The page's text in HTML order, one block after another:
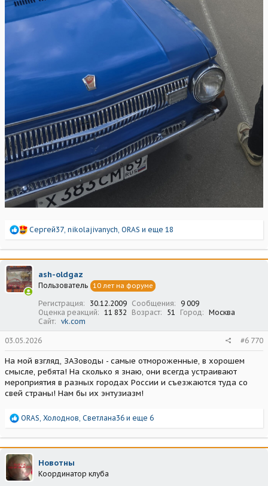
Р
а
к
ц
и
и
:
Сергей37, nikolajivanych, ORAS и еще 18
ash-oldgaz
Пользователь 10 лет на форуме
Регистрация 30.12.2009 Сообщения
9 009
Оценка реакций
11 832 Возраст 51 Город
Москва
Сайт
vk.com
03.05.2026 #6 770
На мой взгляд, ЗАЗоводы - самые отмороженные, в хорошем
смысле, ребята! На сколько я знаю, они всегда устраивают
мероприятия в разных городах России и съезжаются туда со
свей страны! Нам бы их энтузиазм!
Р
а
к
ц
и
и
ORAS, Холоднов, Светлана36 и еще 6
Новотны
Координатор клуба